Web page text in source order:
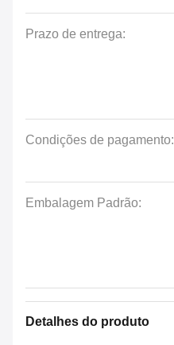
Prazo de entrega:
Condições de pagamento:
Embalagem Padrão:
Detalhes do produto